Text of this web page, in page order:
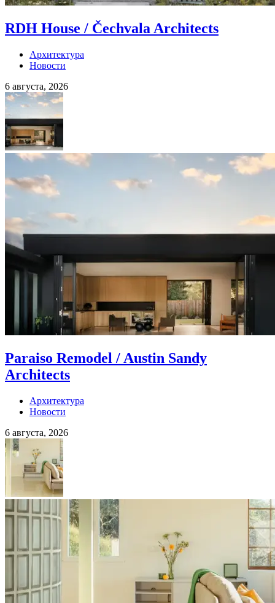
RDH House / Čechvala Architects
Архитектура
Новости
6 августа, 2026
Paraiso Remodel / Austin Sandy
Architects
Архитектура
Новости
6 августа, 2026